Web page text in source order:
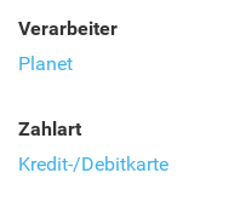
Verarbeiter
Planet
Zahlart
Kredit-/Debitkarte